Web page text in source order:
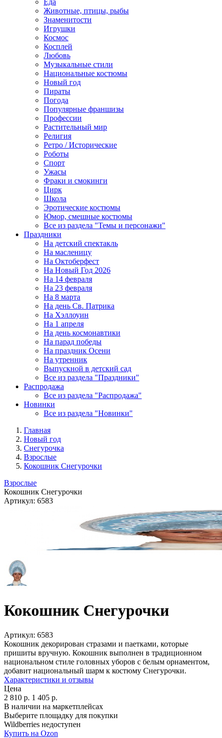
Еда
Животные, птицы, рыбы
Знаменитости
Игрушки
Космос
Косплей
Любовь
Музыкальные стили
Национальные костюмы
Новый год
Пираты
Погода
Популярные франшизы
Профессии
Растительный мир
Религия
Ретро / Исторические
Роботы
Спорт
Ужасы
Фраки и смокинги
Цирк
Школа
Эротические костюмы
Юмор, смешные костюмы
Все из раздела "Темы и персонажи"
Праздники
На детский спектакль
На масленицу
На Октоберфест
На Новый Год 2026
На 14 февраля
На 23 февраля
На 8 марта
На день Св. Патрика
На Хэллоуин
На 1 апреля
На день космонавтики
На парад победы
На праздник Осени
На утренник
Выпускной в детский сад
Все из раздела "Праздники"
Распродажа
Все из раздела "Распродажа"
Новинки
Все из раздела "Новинки"
Главная
Новый год
Снегурочка
Взрослые
Кокошник Снегурочки
Взрослые
Кокошник Снегурочки
Артикул: 6583
Кокошник Снегурочки
Артикул: 6583
Кокошник декорирован стразами и паетками, которые
пришиты вручную. Кокошник выполнен в традиционном
национальном стиле головных уборов с белым орнаментом,
добавит национальный шарм к костюму Снегурочки.
Характеристики и отзывы
Цена
2 810 р. 1 405 р.
В наличии на маркетплейсах
Выберите площадку для покупки
Wildberries недоступен
Купить на Ozon